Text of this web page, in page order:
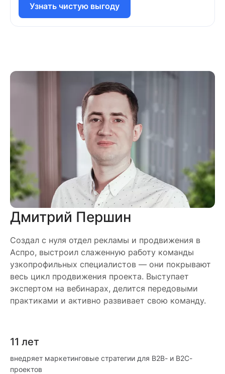
Узнать чистую выгоду
Дмитрий Першин
Создал с нуля отдел рекламы и продвижения в
Аспро, выстроил слаженную работу команды
узкопрофильных специалистов — они покрывают
весь цикл продвижения проекта. Выступает
экспертом на вебинарах, делится передовыми
практиками и активно развивает свою команду.
11 лет
внедряет маркетинговые стратегии для B2B- и B2C-
проектов